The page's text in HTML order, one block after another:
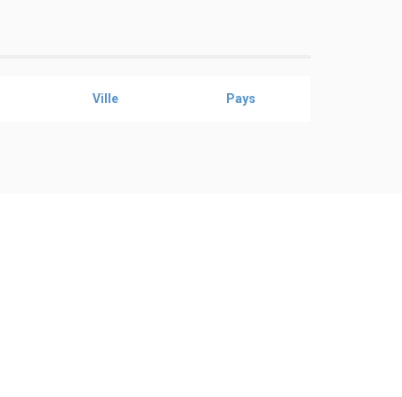
Ville Pays